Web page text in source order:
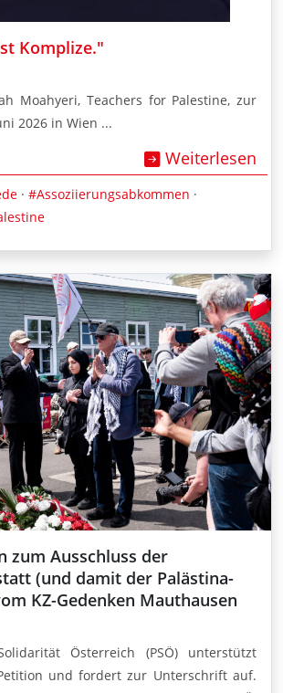
Komplize."
Moahyeri, Teachers for Palestine, zur
2026 in Wien ...
Weiterlesen
· #Assoziierungsabkommen ·
zum Ausschluss der
(und damit der Palästina-
KZ-Gedenken Mauthausen
Österreich (PSÖ) unterstützt
und fordert zur Unterschrift auf.